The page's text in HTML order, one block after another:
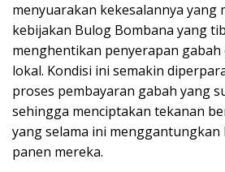
menyuarakan kekesalannya yang
kebijakan Bulog Bombana yang
menghentikan penyerapan
lokal. Kondisi ini semakin
proses pembayaran gabah yang
sehingga menciptakan tekanan
yang selama ini menggantungkan
panen mereka.